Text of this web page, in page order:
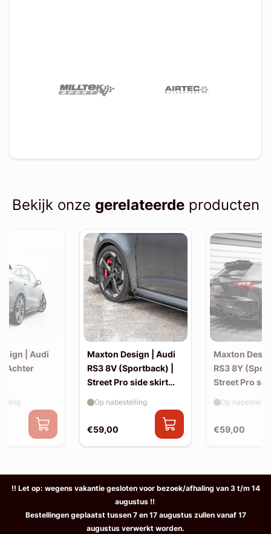
Bekijk onze gerelateerdeproducten
| Audi
| Achter
Maxton Design | Audi
RS3 8V (Sportback) |
Street Pro side skirt
€59,00
Op nabestelling
Maxton
RS3 8Y
Street Pro
€59,00
Op
!! Let op: wegens vakantie gesloten voor bezoek/afhaling van 3 t/m 14
augustus !!
Bestellingen geplaatst tussen 7 en 17 augustus zullen vanaf 17
augustus verwerkt worden.